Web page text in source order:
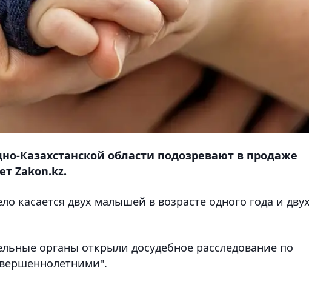
Казахстанской области подозревают в продаже
Zakon.kz.
касается двух малышей в возрасте одного года и двух
органы открыли досудебное расследование по